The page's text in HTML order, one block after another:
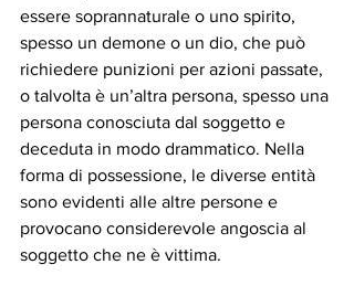
essere soprannaturale o uno spirito,
spesso un demone o un dio, che può
richiedere punizioni per azioni passate,
o talvolta è un’altra persona, spesso una
persona conosciuta dal soggetto e
deceduta in modo drammatico. Nella
forma di possessione, le diverse entità
sono evidenti alle altre persone e
provocano considerevole angoscia al
soggetto che ne è vittima.